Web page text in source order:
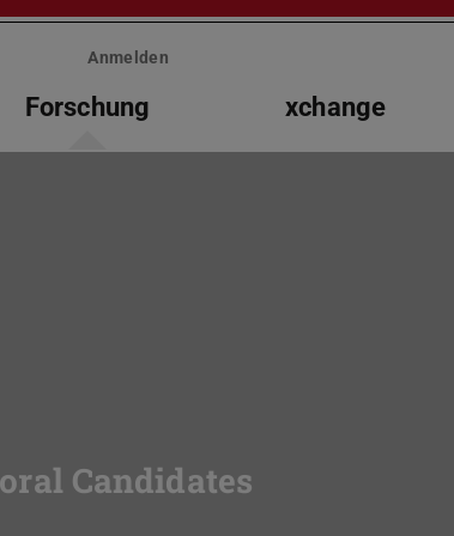
Anmelden
Forschung xchange
Candidates